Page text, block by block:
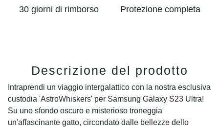
30 giorni di rimborso Protezione completa
Descrizione del prodotto
Intraprendi un viaggio intergalattico con la nostra esclusiva
custodia 'AstroWhiskers' per Samsung Galaxy S23 Ultra!
Su uno sfondo oscuro e misterioso troneggia
un'affascinante gatto, circondato dalle bellezze dello